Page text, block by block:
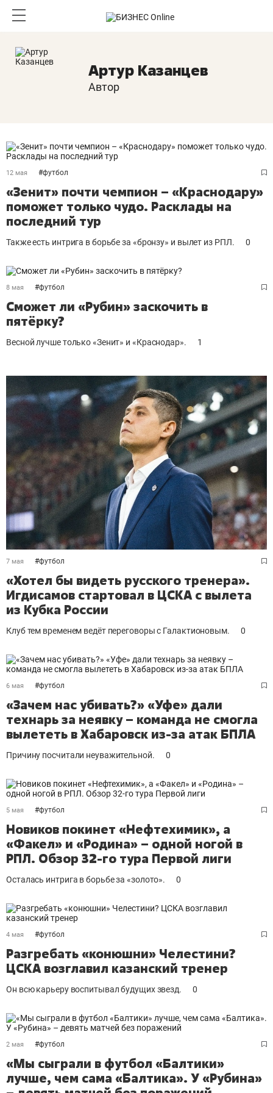
Артур Казанцев
Автор
12 мая #футбол
«Зенит» почти чемпион – «Краснодару»
поможет только чудо. Расклады на
последний тур
Также есть интрига в борьбе за «бронзу» и вылет из РПЛ. 0
8 мая #футбол
Сможет ли «Рубин» заскочить в
пятёрку?
Весной лучше только «Зенит» и «Краснодар». 1
7 мая #футбол
«Хотел бы видеть русского тренера».
Игдисамов стартовал в ЦСКА с вылета
из Кубка России
Клуб тем временем ведёт переговоры с Галактионовым. 0
6 мая #футбол
«Зачем нас убивать?» «Уфе» дали
технарь за неявку – команда не смогла
вылететь в Хабаровск из-за атак БПЛА
Причину посчитали неуважительной. 0
5 мая #футбол
Новиков покинет «Нефтехимик», а
«Факел» и «Родина» – одной ногой в
РПЛ. Обзор 32-го тура Первой лиги
Осталась интрига в борьбе за «золото». 0
4 мая #футбол
Разгребать «конюшни» Челестини?
ЦСКА возглавил казанский тренер
Он всю карьеру воспитывал будущих звезд. 0
2 мая #футбол
«Мы сыграли в футбол «Балтики»
лучше, чем сама «Балтика». У «Рубина»